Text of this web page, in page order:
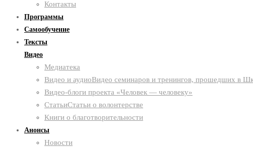
Контакты
Программы
Самообучение
Тексты
Видео
Медиатека
Видео и аудиоВидео семинаров и тренингов, прошедших в
Видео-блоги проекта «Человек — человеку»
СтатьиСтатьи о волонтерстве
Книги о благотворительности
Анонсы
Новости